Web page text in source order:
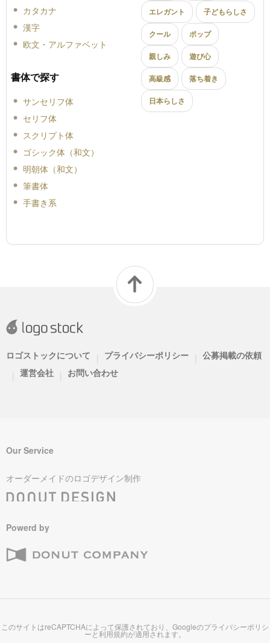
カタカナ
漢字
欧文・アルファベット
書体で探す
サンセリフ体
セリフ体
スクリプト体
ゴシック体（和文）
明朝体（和文）
筆書体
手書き系
エレガント 子どもらしさ
クール ポップ
親しみ 遊び心
高級感 落ち着き
日本らしさ
ロゴストックについて | プライバシーポリシー | 公募掲載の依頼
| 運営会社 | お問い合わせ
Our Service
オーダーメイドのロゴデザイン制作
Powerd by
このサイトはreCAPTCHAによって保護されており、Googleのプライバシーポリシ
ーと利用規約が適用されます。